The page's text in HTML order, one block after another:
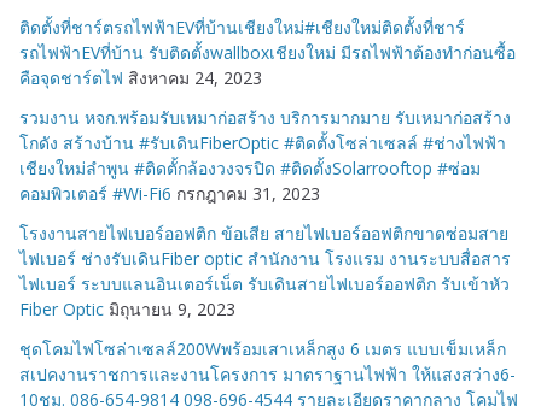
ติดตั้งที่ชาร์ตรถไฟฟ้าEVที่บ้านเชียงใหม่#เชียงใหม่ติดตั้งที่ชาร์
รถไฟฟ้าEVที่บ้าน รับติดตั้งwallboxเชียงใหม่ มีรถไฟฟ้าต้องทำก่อนซื้อ
คือจุดชาร์ตไฟ สิงหาคม 24, 2023
รวมงาน หจก.พร้อมรับเหมาก่อสร้าง บริการมากมาย รับเหมาก่อสร้าง
โกดัง สร้างบ้าน #รับเดินFiberOptic #ติดตั้งโซล่าเซลล์ #ช่างไฟฟ้า
เชียงใหม่ลำพูน #ติดตั้กล้องวงจรปิด #ติดตั้งSolarrooftop #ซ่อม
คอมพิวเตอร์ #Wi-Fi6 กรกฎาคม 31, 2023
โรงงานสายไฟเบอร์ออฟติก ข้อเสีย สายไฟเบอร์ออฟติกขาดซ่อมสาย
ไฟเบอร์ ช่างรับเดินFiber optic สำนักงาน โรงแรม งานระบบสื่อสาร
ไฟเบอร์ ระบบแลนอินเตอร์เน็ต รับเดินสายไฟเบอร์ออฟติก รับเข้าหัว
Fiber Optic มิถุนายน 9, 2023
ชุดโคมไฟโซล่าเซลล์200Wพร้อมเสาเหล็กสูง 6 เมตร แบบเข็มเหล็ก
สเปคงานราชการและงานโครงการ มาตราฐานไฟฟ้า ให้แสงสว่าง6-
10ชม. 086-654-9814 098-696-4544 รายละเอียดราคากลาง โคมไฟ